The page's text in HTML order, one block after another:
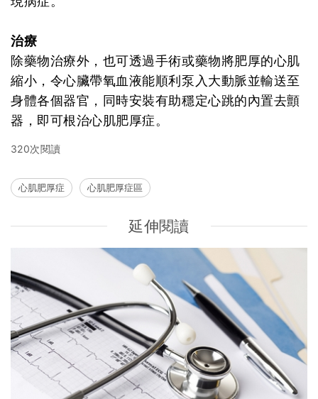
治療
除藥物治療外，也可透過手術或藥物將肥厚的心肌
縮小，令心臟帶氧血液能順利泵入大動脈並輸送至
身體各個器官，同時安裝有助穩定心跳的內置去顫
器，即可根治心肌肥厚症。
320次閱讀
心肌肥厚症 心肌肥厚症區
延伸閱讀